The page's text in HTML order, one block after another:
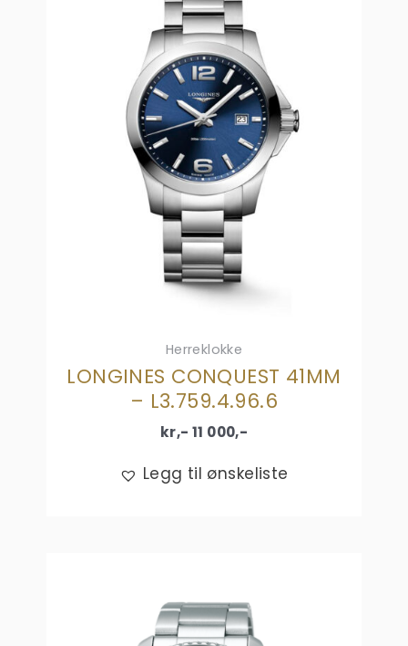
Herreklokke
LONGINES CONQUEST 41MM
– L3.759.4.96.6
kr,- 11 000,-
Legg til ønskeliste